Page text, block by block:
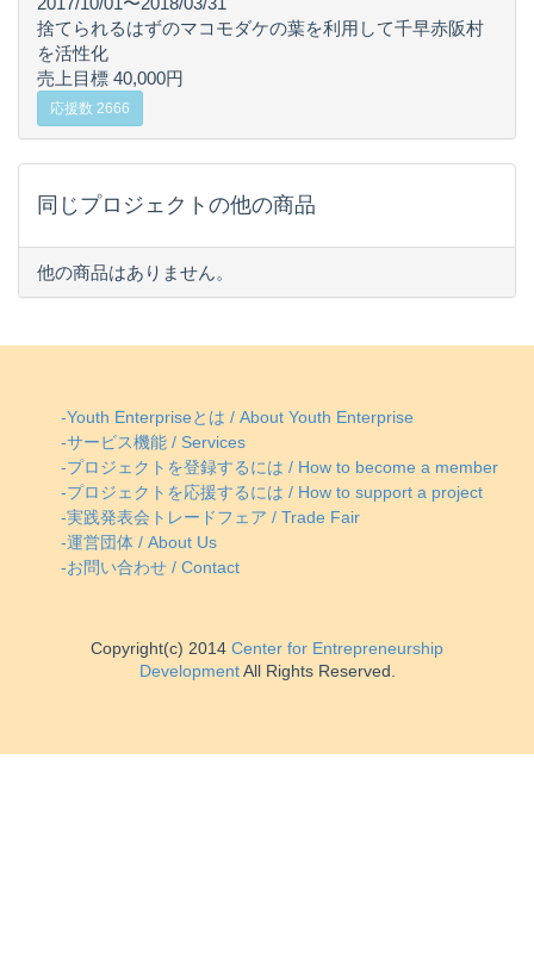
捨てられるはずのマコモダケの葉を利用して千早赤阪村
を活性化
売上目標 40,000円
応援数 2666
同じプロジェクトの他の商品
他の商品はありません。
-Youth Enterpriseとは / About Youth Enterprise
-サービス機能 / Services
-プロジェクトを登録するには / How to become a member
-プロジェクトを応援するには / How to support a project
-実践発表会トレードフェア / Trade Fair
-運営団体 / About Us
-お問い合わせ / Contact
Copyright(c) 2014 Center for Entrepreneurship
DevelopmentAll Rights Reserved.